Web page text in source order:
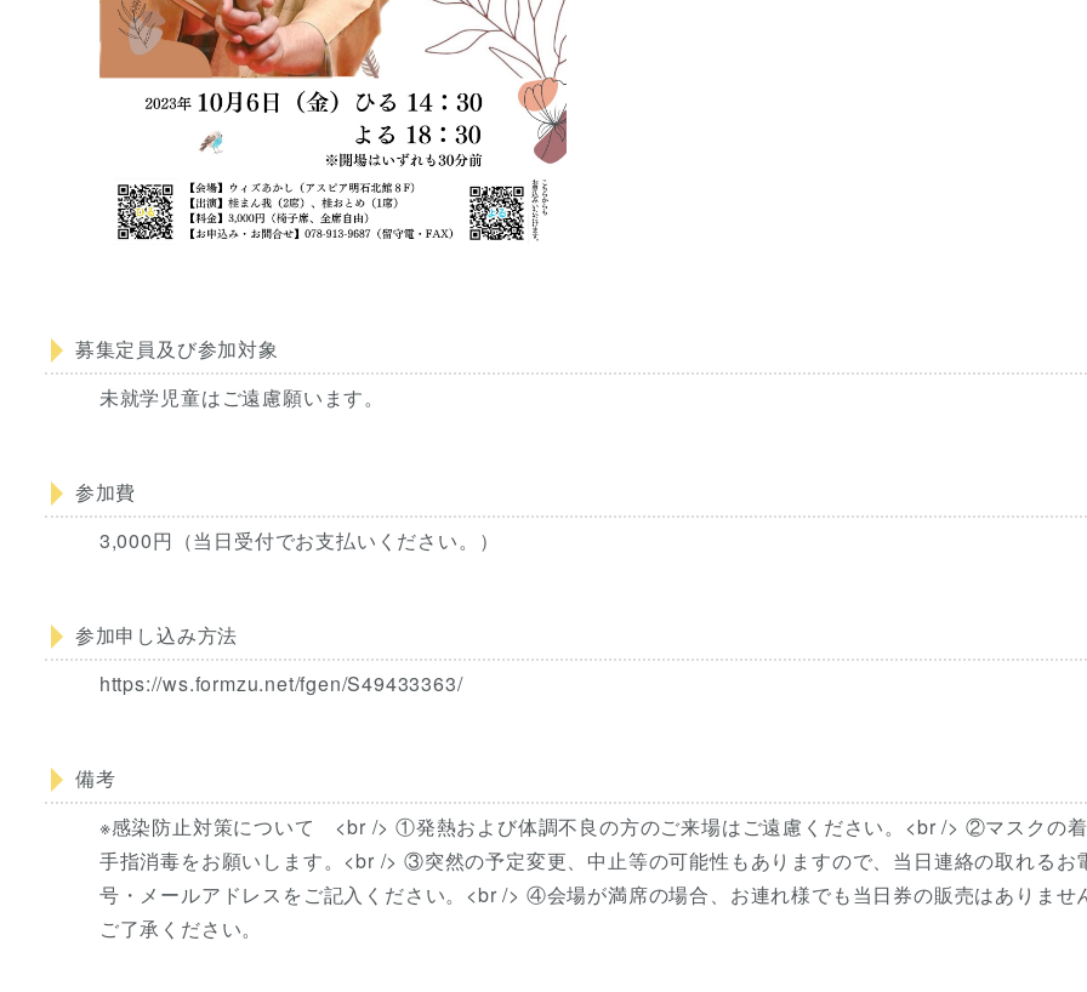
募集定員及び参加対象
未就学児童はご遠慮願います。
参加費
3,000円（当日受付でお支払いください。）
参加申し込み方法
https://ws.formzu.net/fgen/S49433363/
備考
※感染防止対策について <br /> ①発熱および体調不良の方のご来場はご遠慮ください。<br /> ②マスクの着
手指消毒をお願いします。<br /> ③突然の予定変更、中止等の可能性もありますので、当日連絡の取れるお
号・メールアドレスをご記入ください。<br /> ④会場が満席の場合、お連れ様でも当日券の販売はありませ
ご了承ください。